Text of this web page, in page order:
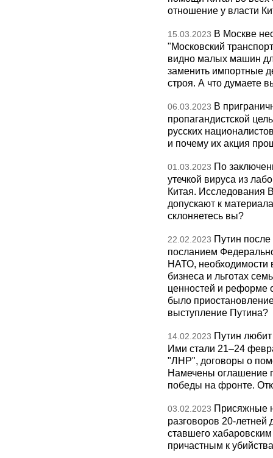
отношение у власти
15.03.2023 В Москве
"Московский
видно малых машин
заменить импортные
строя. А что думаете
06.03.2023 В
пропагандистской
русских
и почему их акция
01.03.2023 По
утечкой вируса из
Китая. Исследования
допускают к
склоняетесь вы?
22.02.2023 Путин после
посланием
НАТО, необходимости
бизнеса и льготах
ценностей и реформе
было
выступление Путина?
14.02.2023 Путин
Ими стали 21–24
"ЛНР", договоры о
Намечены оглашение
победы на фронте.
03.02.2023 Присяжные
разговоров 20-летней
ставшего
причастным к